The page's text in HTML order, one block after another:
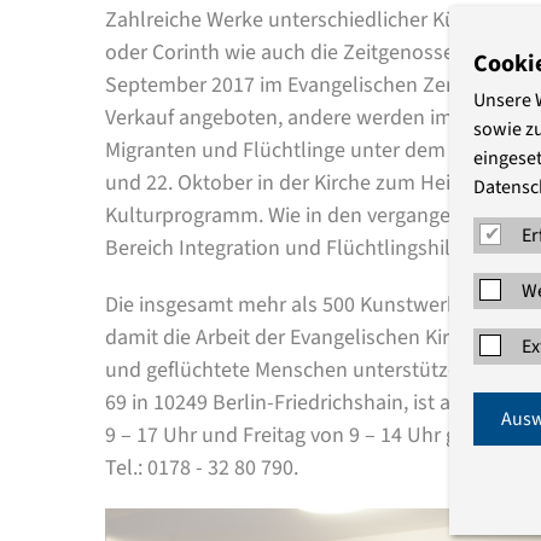
Zahlreiche Werke unterschiedlicher Künstler -
oder Corinth wie auch die Zeitgenossen Kani
September 2017 im Evangelischen Zentrum
Verkauf angeboten, andere werden im
Migranten und Flüchtlinge unter dem Motto
und 22. Oktober in der Kirche zum Heiligen
Kulturprogramm. Wie in den vergangenen
Bereich Integration und Flüchtlingshilfe zugute.
Die insgesamt mehr als 500 Kunstwerke sind
damit die Arbeit der Evangelischen Kirche
und geflüchtete Menschen unterstützen. Die
69 in 10249 Berlin-Friedrichshain, ist ab 6.
9 – 17 Uhr und Freitag von 9 – 14 Uhr
Tel.: 0178 - 32 80 790.
Unsere
sowie